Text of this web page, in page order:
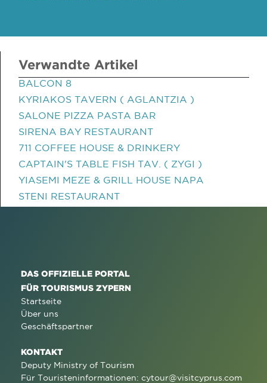
Verwandte Artikel
BALCON 8
KYRIAKOS TAVERN ( AGLANTZIA )
SALONE PIZZA PASTA BAR
SIRENA BAY RESTAURANT
711 COFFEE HOUSE & DRINKERY
CAPTAIN'S TABLE FISH TAV. ( ZYGI )
YIASEMI MEZE & GRILL HOUSE NAPA
STENI RESTAURANT
DAS OFFIZIELLE PORTAL
FÜR TOURISMUS ZYPERN
Startseite
Über uns
Geschäftspartner
KONTAKT
Deputy Ministry of Tourism
Für Touristeninformationen: cytour@visitcyprus.com